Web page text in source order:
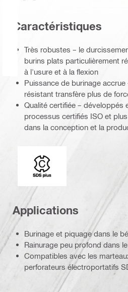
Caractéristiques
Très robustes – le
burins plats particulièrement
à l'usure et à la flexion
Puissance de burinage
résistant transfère plus de
Qualité certifiée – développés
processus certifiés ISO et
dans la conception et la
Extrémité de connexion
Applications
Burinage et piquage dans le
Rainurage peu profond dans
Compatibles avec les
perforateurs électroportatifs